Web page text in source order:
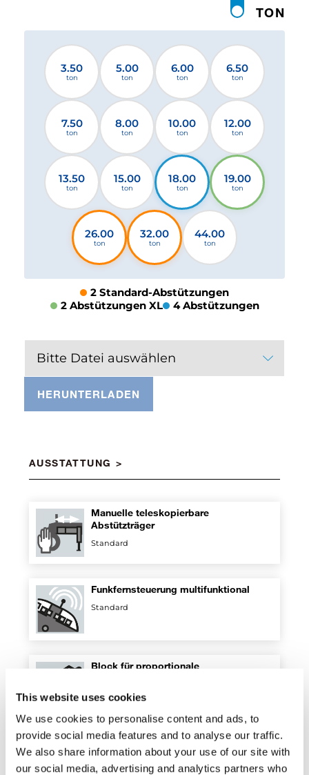
This website uses cookies
We use cookies to personalise content and ads, to
provide social media features and to analyse our traffic.
We also share information about your use of our site with
our social media, advertising and analytics partners who
TON
3.50
ton
5.00
ton
6.00
ton
6.50
ton
7.50
ton
8.00
ton
10.00
ton
12.00
ton
13.50
ton
15.00
ton
18.00
ton
19.00
ton
26.00
ton
32.00
ton
44.00
ton
2 Standard-Abstützungen
2 Abstützungen XL
4 Abstützungen
Bitte Datei auswählen
HERUNTERLADEN
AUSSTATTUNG
Manuelle teleskopierbare
Abstützträger
Standard
Funkfernsteuerung multifunktional
Standard
Block für proportionale
Standard
Zahnstange